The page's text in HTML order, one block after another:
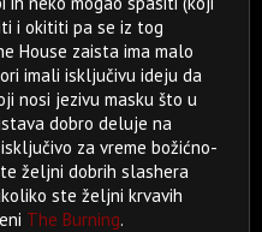
i okititi pa se iz tog
House zaista ima malo
imali isključivu ideju da
nosi jezivu masku što u
dobro deluje na
za vreme božićno-
željni dobrih slashera
ste željni krvavih
The Burning.